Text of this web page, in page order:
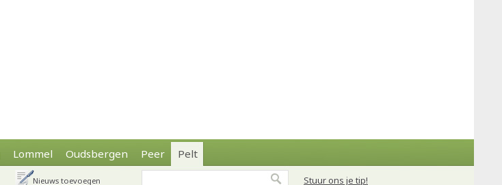
Lommel Oudsbergen Peer Pelt
Stuur ons je tip!
Nieuws toevoegen